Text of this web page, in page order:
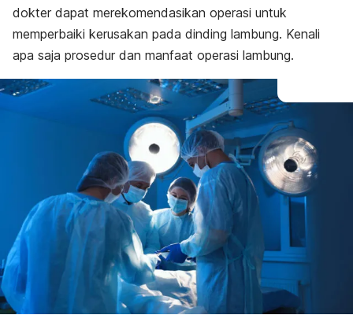
Prosedur
Perawatan setelah operasi
dokter dapat merekomendasikan operasi untuk
memperbaiki kerusakan pada dinding lambung. Kenali
apa saja prosedur dan manfaat operasi lambung.